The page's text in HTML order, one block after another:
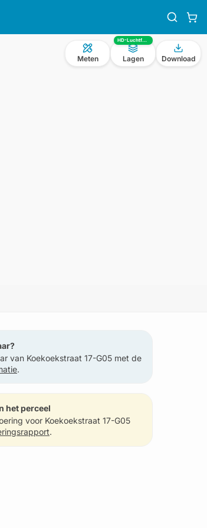
Meten
HD-Luchtfoto
Lagen Download
van Koekoekstraat 17-G05 met de
.
het perceel
voor Koekoekstraat 17-G05
.